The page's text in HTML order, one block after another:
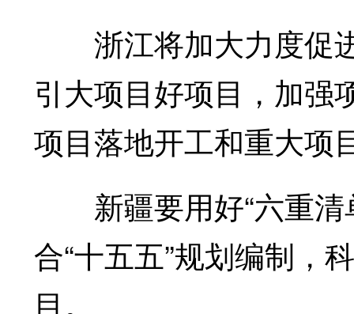
浙江将加大力度促
引大项目好项目，加强
项目落地开工和重大项
新疆要用好“六重清
合“十五五”规划编制，
目。